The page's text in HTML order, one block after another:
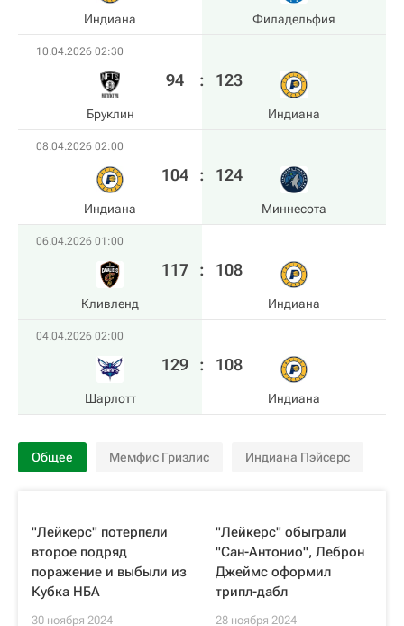
Индиана Филадельфия
10.04.2026 02:30
Бруклин
94 : 123
Индиана
08.04.2026 02:00
Индиана
104 : 124
Миннесота
06.04.2026 01:00
Кливленд
117 : 108
Индиана
04.04.2026 02:00
Шарлотт
129 : 108
Индиана
Общее Мемфис Гризлис Индиана Пэйсерс
"Лейкерс" потерпели
второе подряд
поражение и выбыли из
Кубка НБА
30 ноября 2024
"Лейкерс" обыграли
"Сан-Антонио", Леброн
Джеймс оформил
трипл-дабл
28 ноября 2024